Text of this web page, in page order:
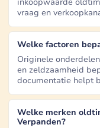
vraag en
Welke factoren
Originele
en zeldzaamheid
documentatie helpt
Welke merken
Verpanden?